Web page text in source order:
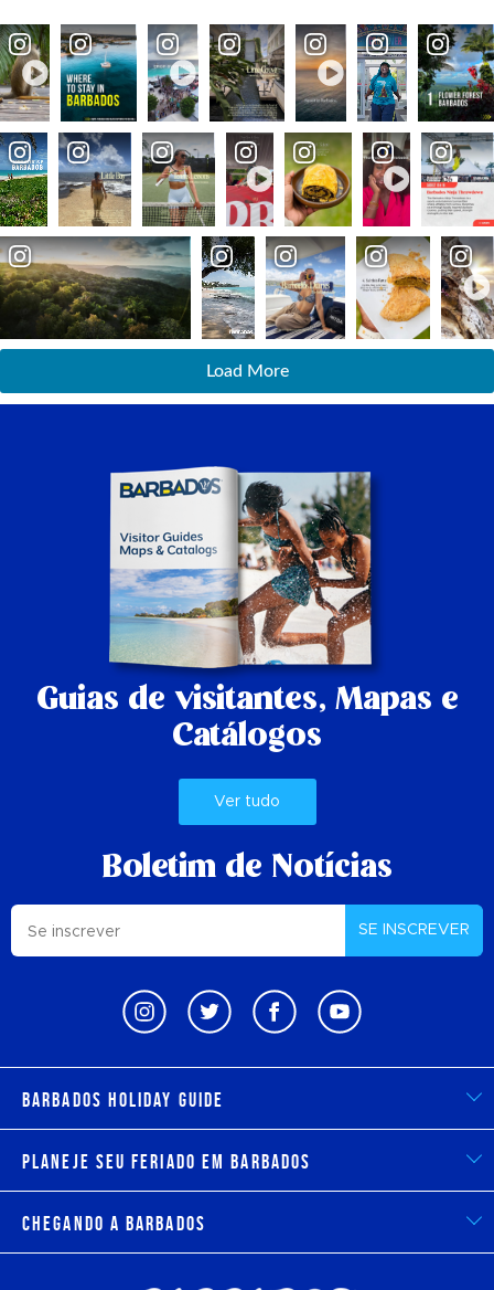
Load More
Guias de visitantes, Mapas e
Catálogos
Ver tudo
Boletim de Notícias
SE INSCREVER
Barbados Holiday Guide
Planeje seu feriado em Barbados
Chegando a Barbados